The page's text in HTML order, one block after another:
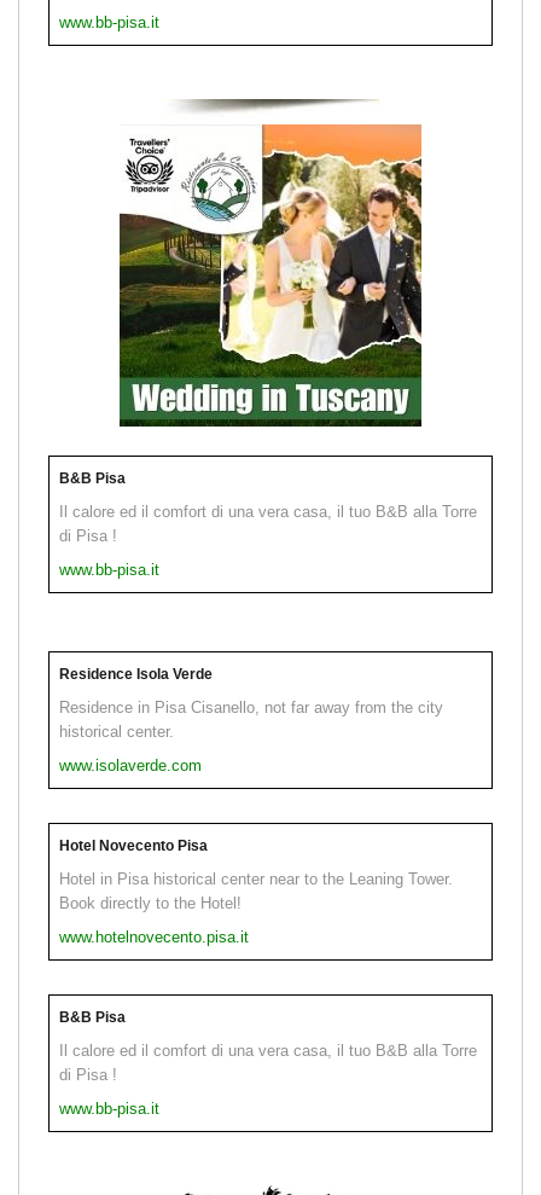
www.bb-pisa.it
B&B Pisa
Il calore ed il comfort di una vera casa, il tuo B&B alla Torre
di Pisa !
www.bb-pisa.it
Residence Isola Verde
Residence in Pisa Cisanello, not far away from the city
historical center.
www.isolaverde.com
Hotel Novecento Pisa
Hotel in Pisa historical center near to the Leaning Tower.
Book directly to the Hotel!
www.hotelnovecento.pisa.it
B&B Pisa
Il calore ed il comfort di una vera casa, il tuo B&B alla Torre
di Pisa !
www.bb-pisa.it